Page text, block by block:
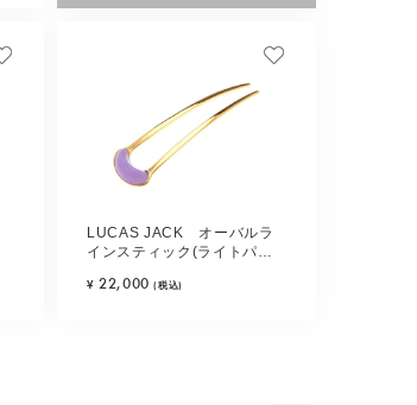
LUCAS JACK オーバルラ
インスティック(ライトパー
¥ 22,000 (税込)